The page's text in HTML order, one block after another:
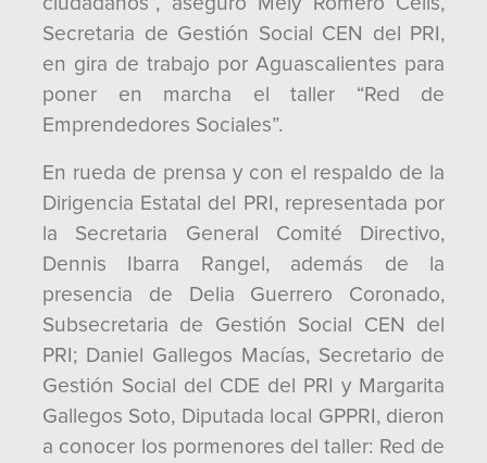
Secretaria de Gestión Social CEN del PRI,
en gira de trabajo por Aguascalientes para
poner en marcha el taller “Red de
Emprendedores Sociales”.
En rueda de prensa y con el respaldo de la
Dirigencia Estatal del PRI, representada por
la Secretaria General Comité Directivo,
Dennis Ibarra Rangel, además de la
presencia de Delia Guerrero Coronado,
Subsecretaria de Gestión Social CEN del
PRI; Daniel Gallegos Macías, Secretario de
Gestión Social del CDE del PRI y Margarita
Gallegos Soto, Diputada local GPPRI, dieron
a conocer los pormenores del taller: Red de